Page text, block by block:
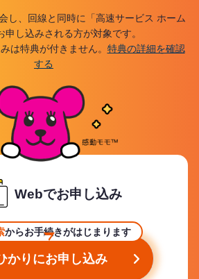
し、回線と同時に「高速サービス ホーム
申し込みされる方が対象です。
は特典が付きません。 特典の詳細を確認
する
Webでお申し込み
からお手続きがはじまります
かりにお申し込み